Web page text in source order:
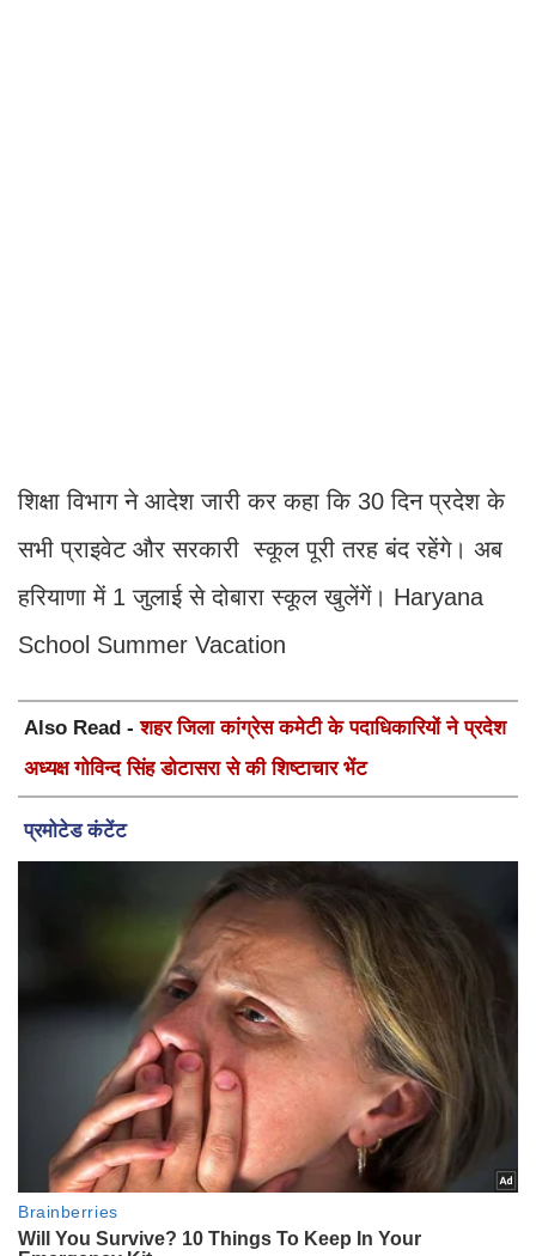
शिक्षा विभाग ने आदेश जारी कर कहा कि 30 दिन प्रदेश के
सभी प्राइवेट और सरकारी स्कूल पूरी तरह बंद रहेंगे। अब
हरियाणा में 1 जुलाई से दोबारा स्कूल खुलेंगें। Haryana
School Summer Vacation
Also Read -शहर जिला कांग्रेस कमेटी के पदाधिकारियों ने प्रदेश
अध्यक्ष गोविन्द सिंह डोटासरा से की शिष्टाचार भेंट